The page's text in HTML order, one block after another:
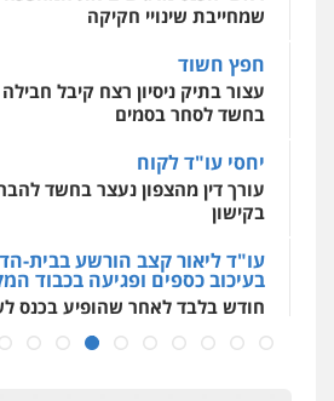
עצור בתיק ניסיון רצח קיבל חבילה
בחשד לסחר בסמים
יחסי עו"ד לקוח
עורך דין מהצפון נעצר בחשד
בקישון
עו"ד ליאור קצב הורשע בבית-
בעיכוב כספים ופגיעה בכבוד
חודש בלבד לאחר שהופיע בכנס
10 מיליון
עורך-דין חשוד בהעלמת הכנסות
רכישה